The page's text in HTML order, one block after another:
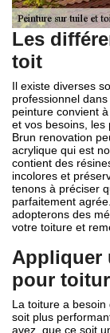
Les
toit
Il existe diverses
professionnel
peinture convient
et vos besoins, les
Brun renovation
acrylique qui est
contient des
incolores et
tenons à préciser
parfaitement
adopterons des
votre toiture et
Appliquer
pour
La toiture a besoin
soit plus
avez, que ce soit